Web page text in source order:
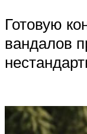
Готовую
вандалов